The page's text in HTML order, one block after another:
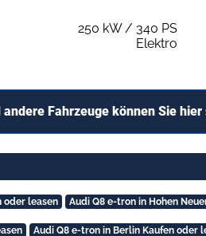
250 kW / 340 PS
Elektro
Fahrzeuge können Sie hier
oder leasen Audi Q8 e-tron in Hohen
Audi Q8 e-tron in Berlin Kaufen oder